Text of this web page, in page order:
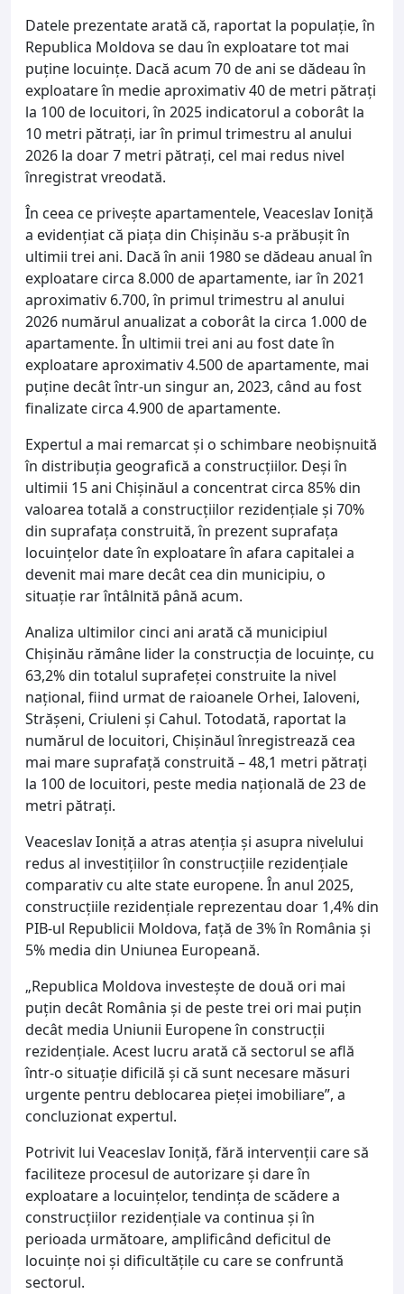
Datele prezentate arată că, raportat la populație, în
Republica Moldova se dau în exploatare tot mai
puține locuințe. Dacă acum 70 de ani se dădeau în
exploatare în medie aproximativ 40 de metri pătrați
la 100 de locuitori, în 2025 indicatorul a coborât la
10 metri pătrați, iar în primul trimestru al anului
2026 la doar 7 metri pătrați, cel mai redus nivel
înregistrat vreodată.
În ceea ce privește apartamentele, Veaceslav Ioniță
a evidențiat că piața din Chișinău s-a prăbușit în
ultimii trei ani. Dacă în anii 1980 se dădeau anual în
exploatare circa 8.000 de apartamente, iar în 2021
aproximativ 6.700, în primul trimestru al anului
2026 numărul anualizat a coborât la circa 1.000 de
apartamente. În ultimii trei ani au fost date în
exploatare aproximativ 4.500 de apartamente, mai
puține decât într-un singur an, 2023, când au fost
finalizate circa 4.900 de apartamente.
Expertul a mai remarcat și o schimbare neobișnuită
în distribuția geografică a construcțiilor. Deși în
ultimii 15 ani Chișinăul a concentrat circa 85% din
valoarea totală a construcțiilor rezidențiale și 70%
din suprafața construită, în prezent suprafața
locuințelor date în exploatare în afara capitalei a
devenit mai mare decât cea din municipiu, o
situație rar întâlnită până acum.
Analiza ultimilor cinci ani arată că municipiul
Chișinău rămâne lider la construcția de locuințe, cu
63,2% din totalul suprafeței construite la nivel
național, fiind urmat de raioanele Orhei, Ialoveni,
Strășeni, Criuleni și Cahul. Totodată, raportat la
numărul de locuitori, Chișinăul înregistrează cea
mai mare suprafață construită – 48,1 metri pătrați
la 100 de locuitori, peste media națională de 23 de
metri pătrați.
Veaceslav Ioniță a atras atenția și asupra nivelului
redus al investițiilor în construcțiile rezidențiale
comparativ cu alte state europene. În anul 2025,
construcțiile rezidențiale reprezentau doar 1,4% din
PIB-ul Republicii Moldova, față de 3% în România și
5% media din Uniunea Europeană.
„Republica Moldova investește de două ori mai
puțin decât România și de peste trei ori mai puțin
decât media Uniunii Europene în construcții
rezidențiale. Acest lucru arată că sectorul se află
într-o situație dificilă și că sunt necesare măsuri
urgente pentru deblocarea pieței imobiliare”, a
concluzionat expertul.
Potrivit lui Veaceslav Ioniță, fără intervenții care să
faciliteze procesul de autorizare și dare în
exploatare a locuințelor, tendința de scădere a
construcțiilor rezidențiale va continua și în
perioada următoare, amplificând deficitul de
locuințe noi și dificultățile cu care se confruntă
sectorul.